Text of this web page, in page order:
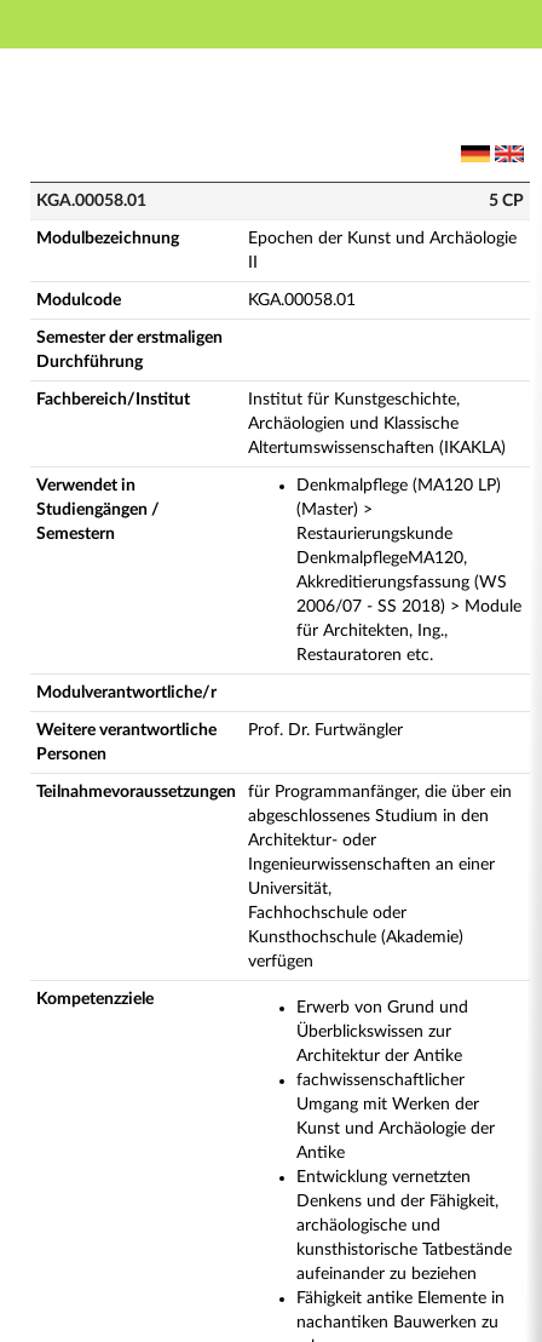
Hauptnavigation
KGA.00058.01 - Epochen der Kunst und Archäologie
KGA.00058.01 5 CP
Modulbezeichnung
Epochen der Kunst und Archäologie
Modulcode KGA.00058.01
Semester der erstmaligen
Durchführung
Fachbereich/Institut
Institut für Kunstgeschichte,
Archäologien und Klassische
Altertumswissenschaften (IKAKLA)
Verwendet in
Studiengängen /
Semestern
Denkmalpflege (MA120 LP)
(Master) >
Restaurierungskunde
DenkmalpflegeMA120,
Akkreditierungsfassung (WS
2006/07 - SS 2018) > Module
für Architekten, Ing.,
Restauratoren etc.
Modulverantwortliche/r
Weitere verantwortliche
Personen
Prof. Dr. Furtwängler
Teilnahmevoraussetzungen
für Programmanfänger, die über ein
abgeschlossenes Studium in den
Architektur- oder
Ingenieurwissenschaften an einer
Universität,
Fachhochschule oder
Kunsthochschule (Akademie)
verfügen
Kompetenzziele
Erwerb von Grund und
Überblickswissen zur
Architektur der Antike
fachwissenschaftlicher
Umgang mit Werken der
Kunst und Archäologie der
Antike
Entwicklung vernetzten
Denkens und der Fähigkeit,
archäologische und
kunsthistorische Tatbestände
aufeinander zu beziehen
Fähigkeit antike Elemente in
nachantiken Bauwerken zu